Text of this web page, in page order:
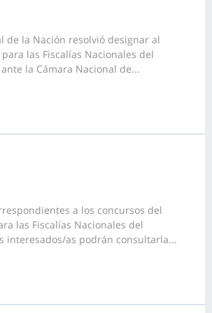
de la Nación resolvió designar al
las Fiscalías Nacionales del
la Cámara Nacional de...
a los concursos del
las Fiscalías Nacionales del
interesados/as podrán consultarla...